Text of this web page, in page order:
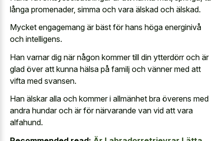
långa promenader, simma och vara älskad och älskad.
Mycket engagemang är bäst för hans höga energinivå
och intelligens.
Han varnar dig när någon kommer till din ytterdörr och är
glad över att kunna hälsa på familj och vänner med att
vifta med svansen.
Han älskar alla och kommer i allmänhet bra överens med
andra hundar och är för närvarande van vid att vara
alfahund.